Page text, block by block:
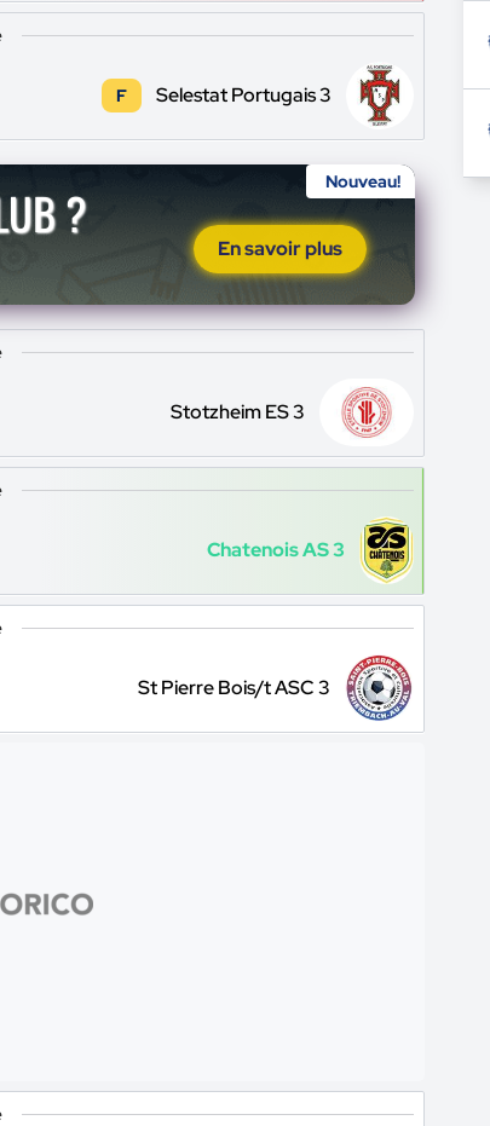
F Selestat Portugais 3
Nouveau!
?
En savoir plus
Stotzheim ES 3
Chatenois AS 3
St Pierre Bois/t ASC 3